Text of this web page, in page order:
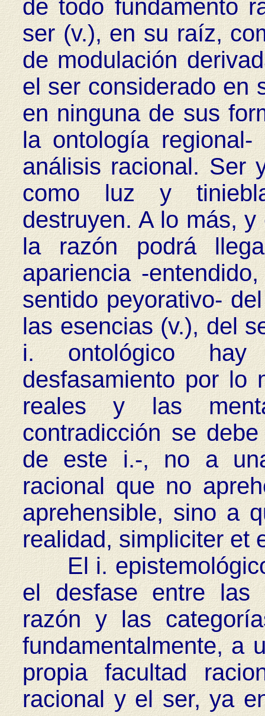
de todo fundamento
ser (v.), en su raíz,
de modulación
el ser considerado en
en ninguna de sus
la ontología
análisis racional. Ser
como luz y
destruyen. A lo más,
la razón podrá
apariencia -
sentido peyorativo-
las esencias (v.), del
i. ontológico hay
desfasamiento por lo
reales y las
contradicción se
de este i.-, no a
racional que no
aprehensible, sino a
realidad, simpliciter et
El i.
el desfase entre las
razón y las
fundamentalmente, a
propia facultad
racional y el ser, ya